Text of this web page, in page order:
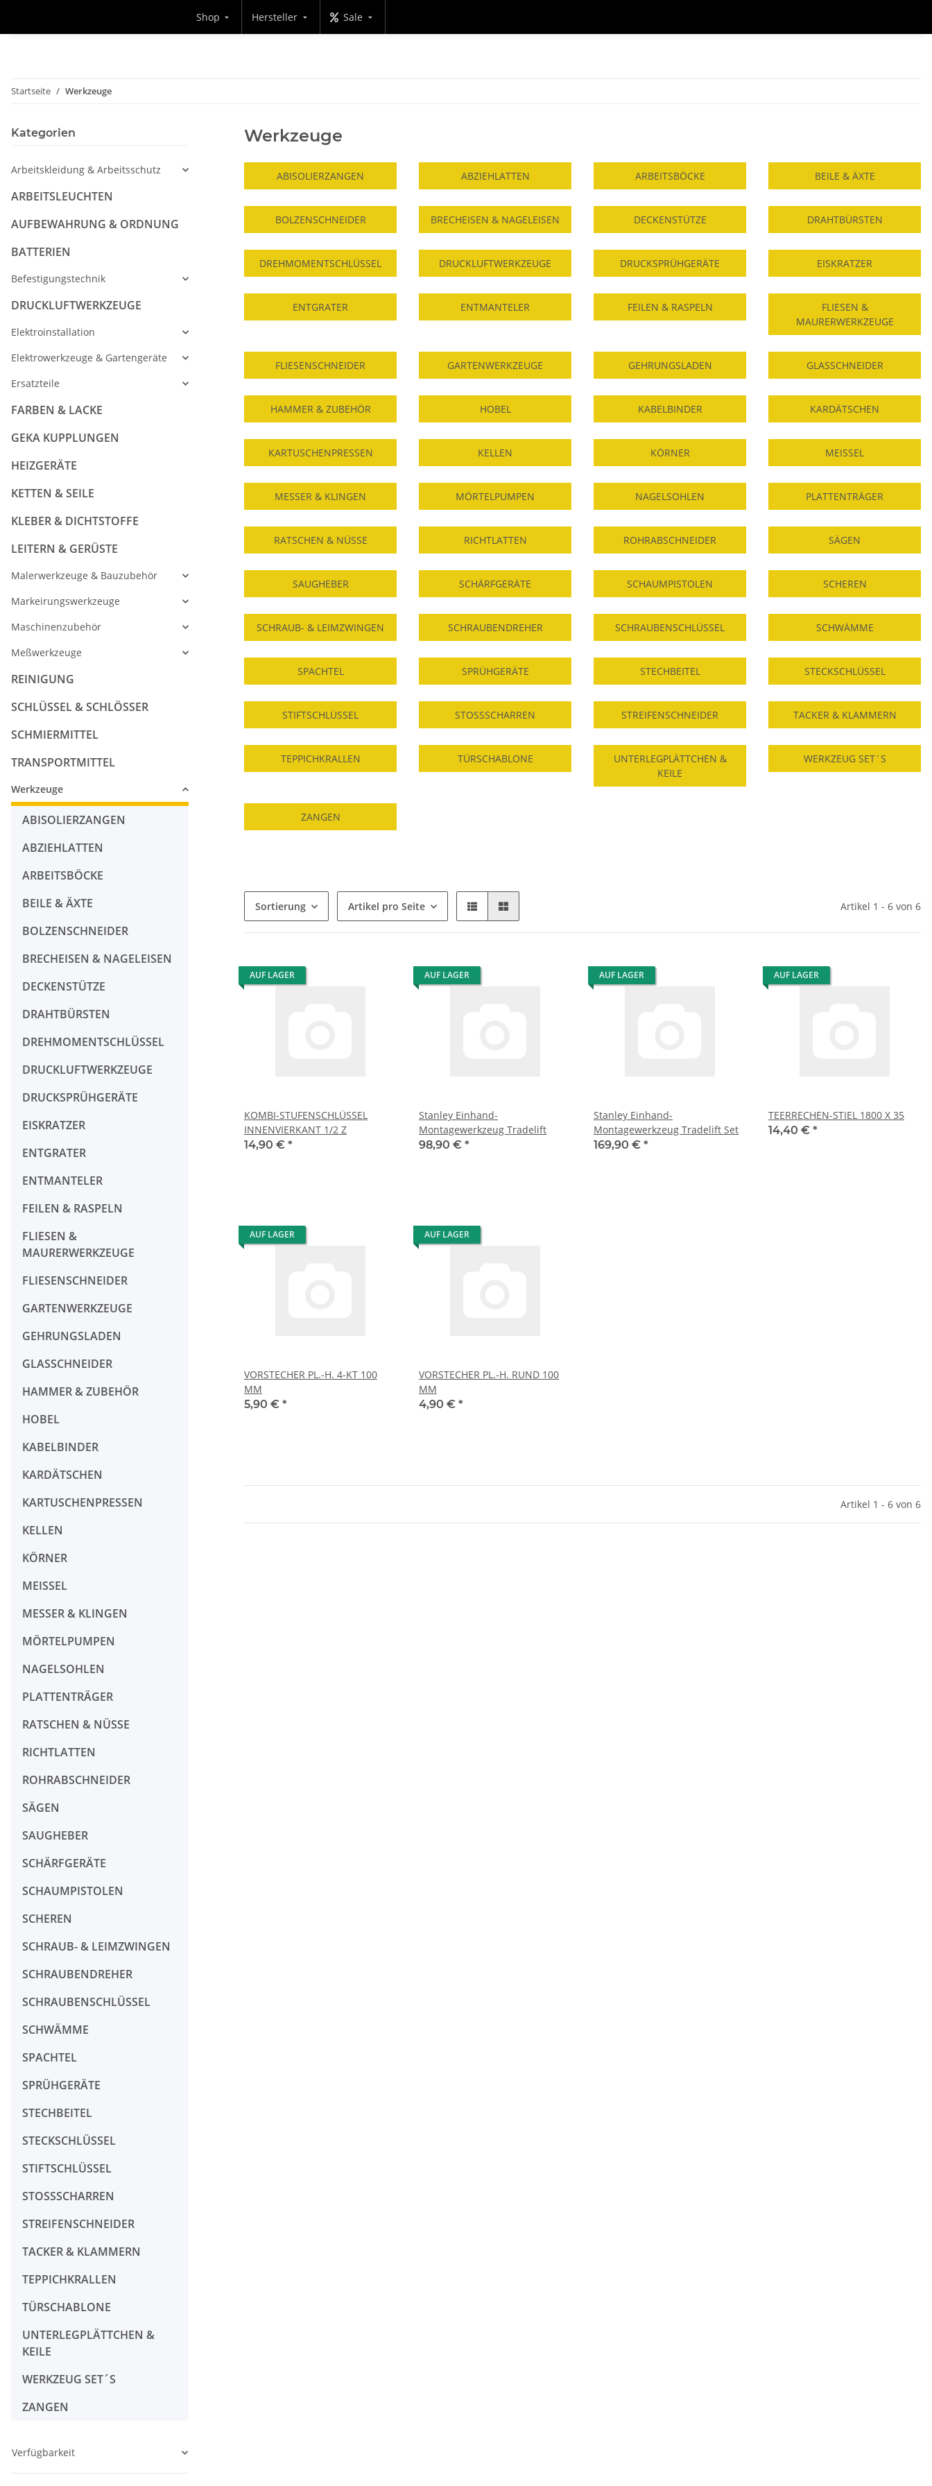
Shop Hersteller Sale
Startseite Werkzeuge
Werkzeuge
ABISOLIERZANGEN ABZIEHLATTEN ARBEITSBÖCKE BEILE & ÄXTE
BOLZENSCHNEIDER BRECHEISEN & NAGELEISEN DECKENSTÜTZE DRAHTBÜRSTEN
DREHMOMENTSCHLÜSSEL DRUCKLUFTWERKZEUGE DRUCKSPRÜHGERÄTE EISKRATZER
ENTGRATER ENTMANTELER FEILEN & RASPELN
FLIESEN &
MAURERWERKZEUGE
FLIESENSCHNEIDER GARTENWERKZEUGE GEHRUNGSLADEN GLASSCHNEIDER
HAMMER & ZUBEHÖR HOBEL KABELBINDER KARDÄTSCHEN
KARTUSCHENPRESSEN KELLEN KÖRNER MEISSEL
MESSER & KLINGEN MÖRTELPUMPEN NAGELSOHLEN PLATTENTRÄGER
RATSCHEN & NÜSSE RICHTLATTEN ROHRABSCHNEIDER SÄGEN
SAUGHEBER SCHÄRFGERÄTE SCHAUMPISTOLEN SCHEREN
SCHRAUB- & LEIMZWINGEN SCHRAUBENDREHER SCHRAUBENSCHLÜSSEL SCHWÄMME
SPACHTEL SPRÜHGERÄTE STECHBEITEL STECKSCHLÜSSEL
STIFTSCHLÜSSEL STOSSSCHARREN STREIFENSCHNEIDER TACKER & KLAMMERN
TEPPICHKRALLEN TÜRSCHABLONE
UNTERLEGPLÄTTCHEN &
KEILE
WERKZEUG SET´S
ZANGEN
Sortierung Artikel pro Seite Artikel 1 - 6 von 6
AUF LAGER
KOMBI-STUFENSCHLÜSSEL
INNENVIERKANT 1/2 Z
14,90 € *
AUF LAGER
Stanley Einhand-
Montagewerkzeug Tradelift
98,90 € *
AUF LAGER
Stanley Einhand-
Montagewerkzeug Tradelift Set
169,90 € *
AUF LAGER
TEERRECHEN-STIEL 1800 X 35
14,40 € *
AUF LAGER
VORSTECHER PL.-H. 4-KT 100
MM
5,90 € *
AUF LAGER
VORSTECHER PL.-H. RUND 100
MM
4,90 € *
Artikel 1 - 6 von 6
Kategorien
Arbeitskleidung & Arbeitsschutz
ARBEITSLEUCHTEN
AUFBEWAHRUNG & ORDNUNG
BATTERIEN
Befestigungstechnik
DRUCKLUFTWERKZEUGE
Elektroinstallation
Elektrowerkzeuge & Gartengeräte
Ersatzteile
FARBEN & LACKE
GEKA KUPPLUNGEN
HEIZGERÄTE
KETTEN & SEILE
KLEBER & DICHTSTOFFE
LEITERN & GERÜSTE
Malerwerkzeuge & Bauzubehör
Markeirungswerkzeuge
Maschinenzubehör
Meßwerkzeuge
REINIGUNG
SCHLÜSSEL & SCHLÖSSER
SCHMIERMITTEL
TRANSPORTMITTEL
Werkzeuge
ABISOLIERZANGEN
ABZIEHLATTEN
ARBEITSBÖCKE
BEILE & ÄXTE
BOLZENSCHNEIDER
BRECHEISEN & NAGELEISEN
DECKENSTÜTZE
DRAHTBÜRSTEN
DREHMOMENTSCHLÜSSEL
DRUCKLUFTWERKZEUGE
DRUCKSPRÜHGERÄTE
EISKRATZER
ENTGRATER
ENTMANTELER
FEILEN & RASPELN
FLIESEN &
MAURERWERKZEUGE
FLIESENSCHNEIDER
GARTENWERKZEUGE
GEHRUNGSLADEN
GLASSCHNEIDER
HAMMER & ZUBEHÖR
HOBEL
KABELBINDER
KARDÄTSCHEN
KARTUSCHENPRESSEN
KELLEN
KÖRNER
MEISSEL
MESSER & KLINGEN
MÖRTELPUMPEN
NAGELSOHLEN
PLATTENTRÄGER
RATSCHEN & NÜSSE
RICHTLATTEN
ROHRABSCHNEIDER
SÄGEN
SAUGHEBER
SCHÄRFGERÄTE
SCHAUMPISTOLEN
SCHEREN
SCHRAUB- & LEIMZWINGEN
SCHRAUBENDREHER
SCHRAUBENSCHLÜSSEL
SCHWÄMME
SPACHTEL
SPRÜHGERÄTE
STECHBEITEL
STECKSCHLÜSSEL
STIFTSCHLÜSSEL
STOSSSCHARREN
STREIFENSCHNEIDER
TACKER & KLAMMERN
TEPPICHKRALLEN
TÜRSCHABLONE
UNTERLEGPLÄTTCHEN &
KEILE
WERKZEUG SET´S
ZANGEN
Verfügbarkeit